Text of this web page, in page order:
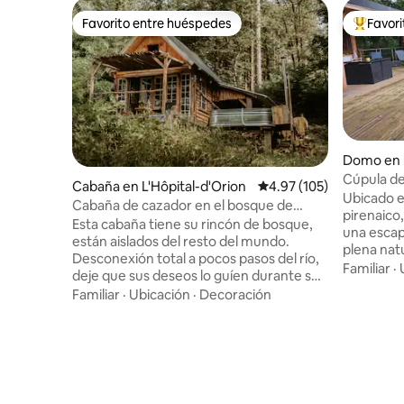
Favorito entre huéspedes
Favorito entre huéspedes
Cabaña en L'Hôpital-d'Orion Calificación promedio:
4.97 (105)
Cabaña de cazador en el bosque de
Salies-de-Béarn
Esta cabaña tiene su rincón de bosque,
están aislados del resto del mundo.
Desconexión total a pocos pasos del río,
deje que sus deseos lo guíen durante su
estadía. La cabaña consta de un
Familiar · Ubicación · Decoración
Domo en
Cúpula
Ubicado
una
plena
única
Familiar ·